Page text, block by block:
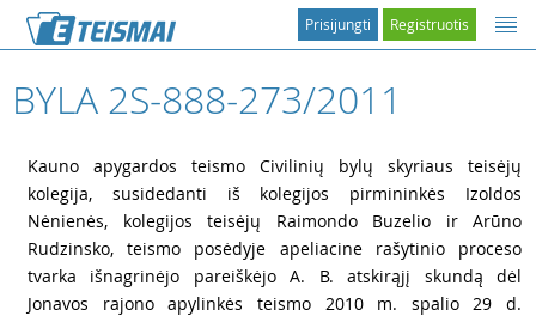
Registruotis
Prisijungti
BYLA 2S-888-273/2011
Kauno apygardos teismo Civilinių bylų skyriaus teisėjų
kolegija, susidedanti iš kolegijos pirmininkės Izoldos
Nėnienės, kolegijos teisėjų Raimondo Buzelio ir Arūno
Rudzinsko, teismo posėdyje apeliacine rašytinio proceso
tvarka išnagrinėjo pareiškėjo A. B. atskirąjį skundą dėl
Jonavos rajono apylinkės teismo 2010 m. spalio 29 d.